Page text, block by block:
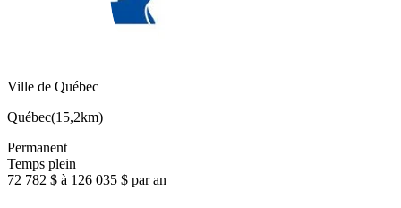
Ville de Québec
Québec(15,2km)
Permanent
Temps plein
72 782 $ à 126 035 $ par an